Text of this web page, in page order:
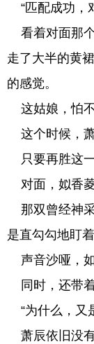
“匹配成功，
看着对面那
走了大半的黄
的感觉。
这姑娘，怕
这个时候，萧
只要再胜这一
对面，姒香菱
那双曾经神
是直勾勾地盯着
声音沙哑，如
同时，还带着
“为什么，
萧辰依旧没